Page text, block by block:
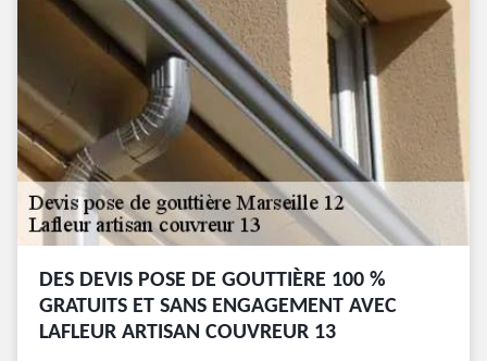
DES DEVIS POSE DE GOUTTIÈRE 100 %
GRATUITS ET SANS ENGAGEMENT AVEC
LAFLEUR ARTISAN COUVREUR 13